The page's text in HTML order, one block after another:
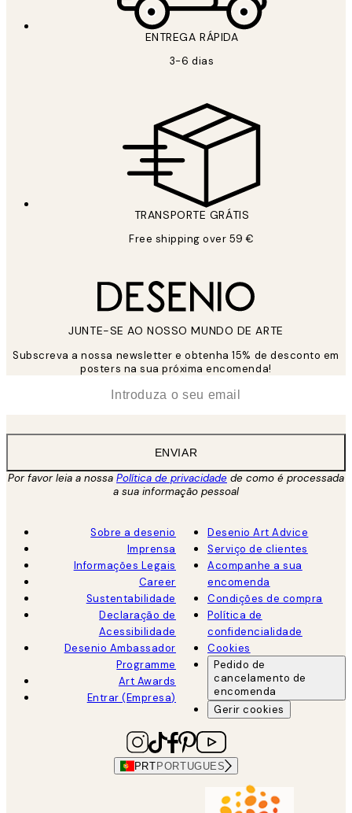
ENTREGA RÁPIDA
3-6 dias
TRANSPORTE GRÁTIS
Free shipping over 59 €
JUNTE-SE AO NOSSO MUNDO DE ARTE
Subscreva a nossa newsletter e obtenha 15% de desconto em
posters na sua próxima encomenda!
ENVIAR
Por favor leia a nossa Política de privacidade de como é processada
a sua informação pessoal
Sobre a desenio
Imprensa
Informações Legais
Career
Sustentabilidade
Declaração de
Acessibilidade
Desenio Ambassador
Programme
Art Awards
Entrar (Empresa)
Desenio Art Advice
Serviço de clientes
Acompanhe a sua
encomenda
Condições de compra
Política de
confidencialidade
Cookies
Pedido de
cancelamento de
encomenda
Gerir cookies
PRT PORTUGUES